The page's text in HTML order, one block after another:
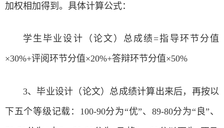
加权相加得到。具体计算公式：
学生毕业设计（论文）总成绩=指导环节分值
×30%+评阅环节分值×20%+答辩环节分值×50%
3、毕业设计（论文）总成绩计算出来后，再按以
下五个等级记载：100-90分为“优”、89-80分为“良”、